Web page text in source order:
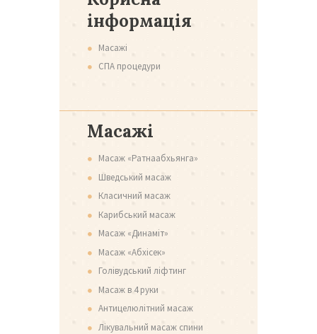
інформація
Масажі
СПА процедури
Масажі
Масаж «Ратнаабхьянга»
Шведський масаж
Класичний масаж
Карибський масаж
Масаж «Динаміт»
Масаж «Абхісек»
Голівудський ліфтинг
Масаж в 4 руки
Антицелюлітний масаж
Лікувальний масаж спини